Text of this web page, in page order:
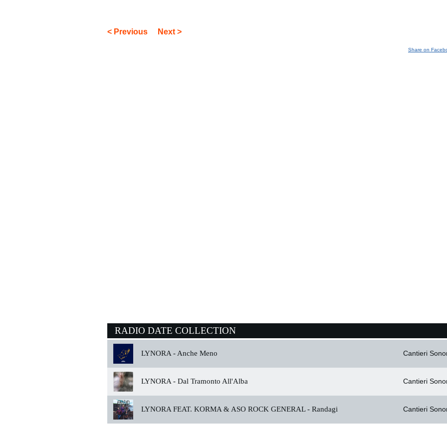
< Previous Next >
Share on
RADIO DATE COLLECTION
LYNORA - Anche Meno Cantieri
LYNORA - Dal Tramonto All'Alba Cantieri
LYNORA FEAT. KORMA & ASO ROCK GENERAL - Randagi Cantieri